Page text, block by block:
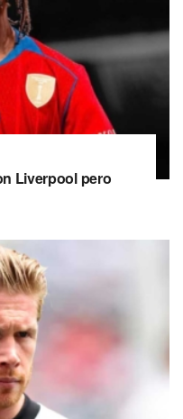
Liverpool pero